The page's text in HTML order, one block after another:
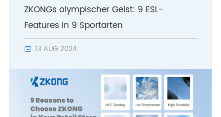
ZKONGs olympischer Geist: 9 ESL-
Features in 9 Sportarten
 13 AUG 2024